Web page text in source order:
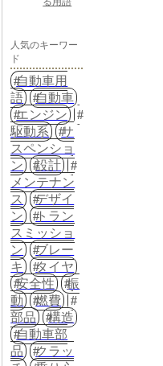
人気のキーワー
ド
自動車用
語
自動車
エンジン
駆動系
サ
スペンショ
ン
設計
メンテナン
ス
デザイ
ン
トラン
スミッショ
ン
ブレー
キ
タイヤ
安全性
振
動
燃費
部品
構造
自動車部
品
クラッ